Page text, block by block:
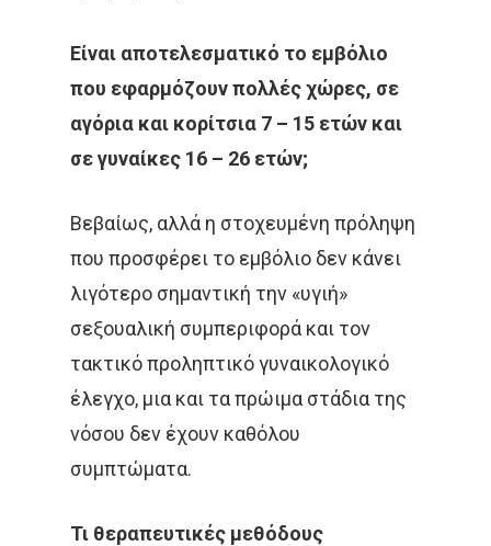
Είναι αποτελεσματικό το εμβόλιο
που εφαρμόζουν πολλές χώρες, σε
αγόρια και κορίτσια 7 – 15 ετών και
σε γυναίκες 16 – 26 ετών;
Βεβαίως, αλλά η στοχευμένη πρόληψη
που προσφέρει το εμβόλιο δεν κάνει
λιγότερο σημαντική την «υγιή»
σεξουαλική συμπεριφορά και τον
τακτικό προληπτικό γυναικολογικό
έλεγχο, μια και τα πρώιμα στάδια της
νόσου δεν έχουν καθόλου
συμπτώματα.
Τι θεραπευτικές μεθόδους